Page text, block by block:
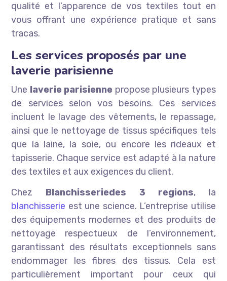
qualité et l’apparence de vos textiles tout en
vous offrant une expérience pratique et sans
tracas.
Les services proposés par une
laverie parisienne
Une laverie parisienne propose plusieurs types
de services selon vos besoins. Ces services
incluent le lavage des vêtements, le repassage,
ainsi que le nettoyage de tissus spécifiques tels
que la laine, la soie, ou encore les rideaux et
tapisserie. Chaque service est adapté à la nature
des textiles et aux exigences du client.
Chez Blanchisseriedes 3 regions, la
blanchisserie est une science. L’entreprise utilise
des équipements modernes et des produits de
nettoyage respectueux de l’environnement,
garantissant des résultats exceptionnels sans
endommager les fibres des tissus. Cela est
particulièrement important pour ceux qui